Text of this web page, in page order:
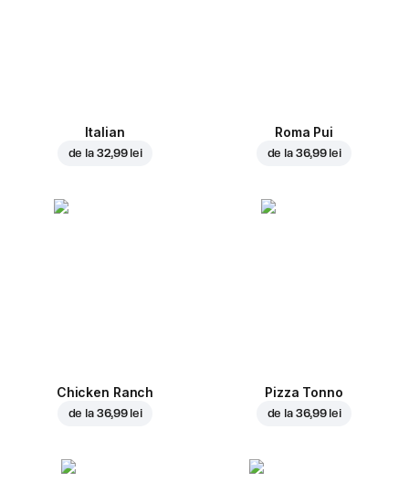
Italian
de la 32,99 lei
Roma Pui
de la 36,99 lei
Chicken Ranch
de la 36,99 lei
Pizza Tonno
de la 36,99 lei